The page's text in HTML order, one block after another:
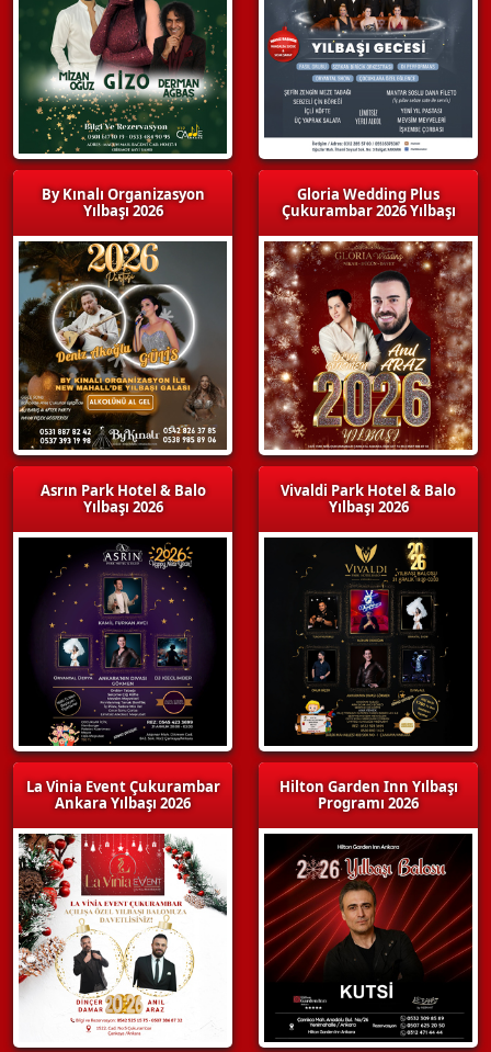
By Kınalı Organizasyon
Yılbaşı 2026
Asrın Park Hotel & Balo
Yılbaşı 2026
La Vinia Event Çukurambar
Ankara Yılbaşı 2026
Gloria Wedding Plus
Çukurambar 2026 Yılbaşı
Vivaldi Park Hotel & Balo
Yılbaşı 2026
Hilton Garden Inn Yılbaşı
Programı 2026